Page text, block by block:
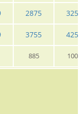
2875 3255
3755 4259
885 1009